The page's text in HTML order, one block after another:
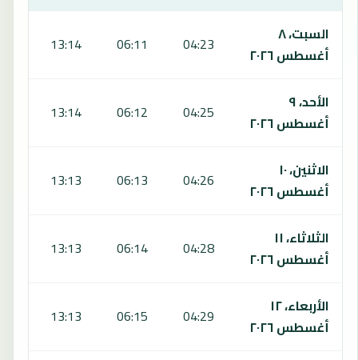
السبت، ٨
أغسطس ٢٠٢٦
04:23
06:11
13:14
الأحد، ٩
أغسطس ٢٠٢٦
04:25
06:12
13:14
الاثنين، ١٠
أغسطس ٢٠٢٦
04:26
06:13
13:13
الثلاثاء، ١١
أغسطس ٢٠٢٦
04:28
06:14
13:13
الأربعاء، ١٢
أغسطس ٢٠٢٦
04:29
06:15
13:13